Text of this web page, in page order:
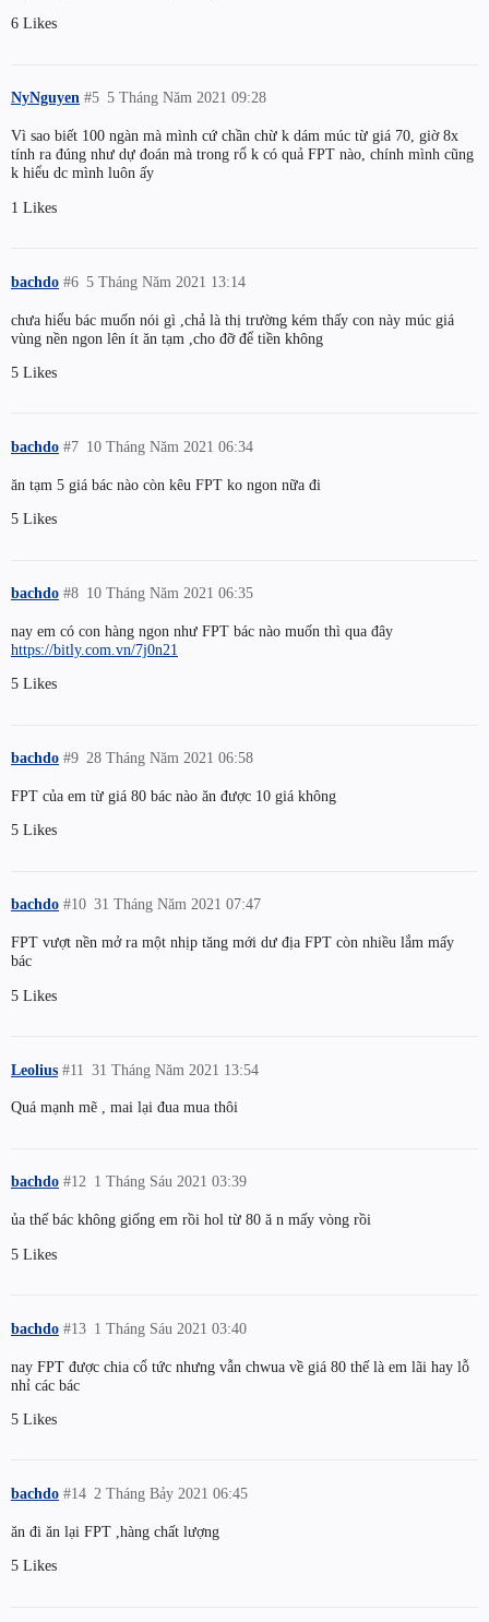
6 Likes
NyNguyen 5 Tháng Năm 2021 09:28
#5
Vì sao biết 100 ngàn mà mình cứ chần chừ k dám múc từ giá 70, giờ 8x
tính ra đúng như dự đoán mà trong rổ k có quả FPT nào, chính mình cũng
k hiểu dc mình luôn ấy
1 Likes
bachdo 5 Tháng Năm 2021 13:14
#6
chưa hiểu bác muốn nói gì ,chả là thị trường kém thấy con này múc giá
vùng nền ngon lên ít ăn tạm ,cho đỡ để tiền không
5 Likes
bachdo 10 Tháng Năm 2021 06:34
#7
ăn tạm 5 giá bác nào còn kêu FPT ko ngon nữa đi
5 Likes
bachdo 10 Tháng Năm 2021 06:35
#8
nay em có con hàng ngon như FPT bác nào muốn thì qua đây
https://bitly.com.vn/7j0n21
5 Likes
bachdo 28 Tháng Năm 2021 06:58
#9
FPT của em từ giá 80 bác nào ăn được 10 giá không
5 Likes
bachdo 31 Tháng Năm 2021 07:47
#10
FPT vượt nền mở ra một nhịp tăng mới dư địa FPT còn nhiều lắm mấy
bác
5 Likes
Leolius 31 Tháng Năm 2021 13:54
#11
Quá mạnh mẽ , mai lại đua mua thôi
bachdo 1 Tháng Sáu 2021 03:39
#12
ủa thế bác không giống em rồi hol từ 80 ă n mấy vòng rồi
5 Likes
bachdo 1 Tháng Sáu 2021 03:40
#13
nay FPT được chia cổ tức nhưng vẫn chwua về giá 80 thế là em lãi hay lỗ
nhỉ các bác
5 Likes
bachdo 2 Tháng Bảy 2021 06:45
#14
ăn đi ăn lại FPT ,hàng chất lượng
5 Likes